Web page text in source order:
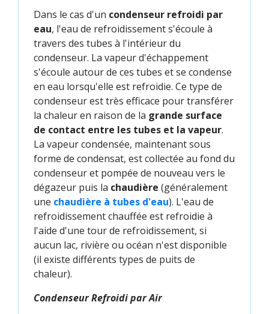
Dans le cas d'un condenseur refroidi par
eau, l'eau de refroidissement s'écoule à
travers des tubes à l'intérieur du
condenseur. La vapeur d'échappement
s'écoule autour de ces tubes et se condense
en eau lorsqu'elle est refroidie. Ce type de
condenseur est très efficace pour transférer
la chaleur en raison de la grande surface
de contact entre les tubes et la vapeur.
La vapeur condensée, maintenant sous
forme de condensat, est collectée au fond du
condenseur et pompée de nouveau vers le
dégazeur puis la chaudière (généralement
une chaudière à tubes d'eau). L'eau de
refroidissement chauffée est refroidie à
l'aide d'une tour de refroidissement, si
aucun lac, rivière ou océan n'est disponible
(il existe différents types de puits de
chaleur).
Condenseur Refroidi par Air